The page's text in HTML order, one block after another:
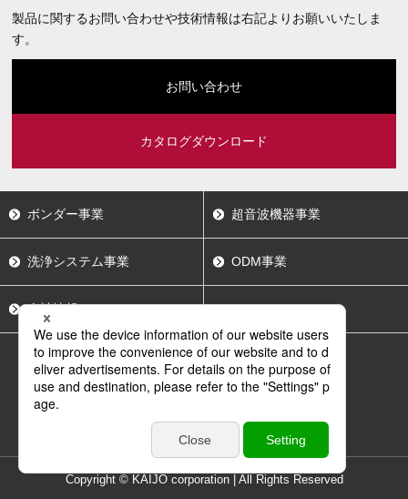
製品に関するお問い合わせや技術情報は右記よりお願いいたしま
す。
お問い合わせ
カタログダウンロード
ボンダー事業 超音波機器事業
洗浄システム事業 ODM事業
会社情報
採用情報
サイトポリシー
サイトマップ
Copyright © KAIJO corporation | All Rights Reserved